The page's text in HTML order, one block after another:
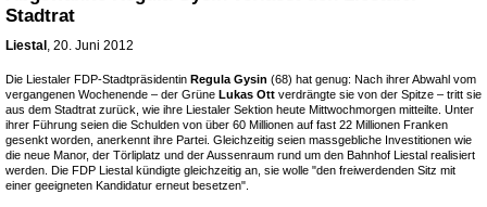
Stadtrat
Liestal , 20. Juni 2012
Die Liestaler FDP-Stadtpräsidentin Regula Gysin (68) hat genug: Nach ihrer Abwahl vom
vergangenen Wochenende – der Grüne Lukas Ott verdrängte sie von der Spitze – tritt sie
aus dem Stadtrat zurück, wie ihre Liestaler Sektion heute Mittwochmorgen mitteilte. Unter
ihrer Führung seien die Schulden von über 60 Millionen auf fast 22 Millionen Franken
gesenkt worden, anerkennt ihre Partei. Gleichzeitig seien massgebliche Investitionen wie
die neue Manor, der Törliplatz und der Aussenraum rund um den Bahnhof Liestal realisiert
werden. Die FDP Liestal kündigte gleichzeitig an, sie wolle "den freiwerdenden Sitz mit
einer geeigneten Kandidatur erneut besetzen".